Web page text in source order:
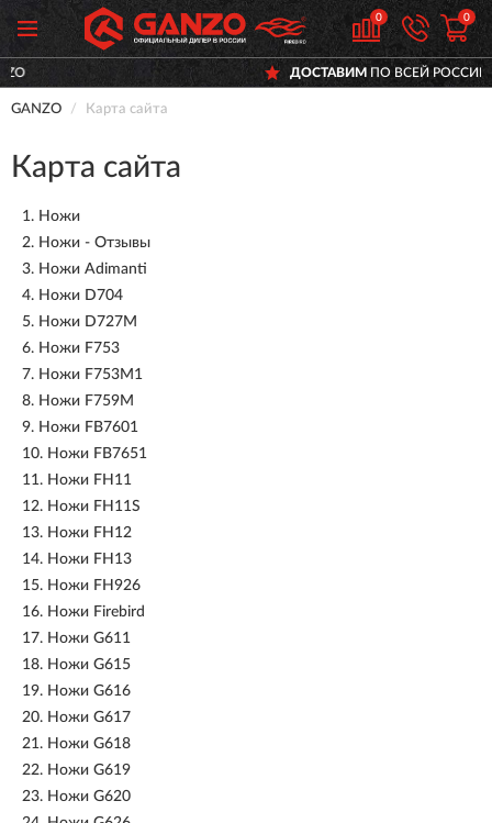
0 0
ДОСТАВИМ ПО ВСЕЙ РОССИИ
GANZO Карта сайта
Карта сайта
1. Ножи
2. Ножи - Отзывы
3. Ножи Adimanti
4. Ножи D704
5. Ножи D727M
6. Ножи F753
7. Ножи F753M1
8. Ножи F759M
9. Ножи FB7601
10. Ножи FB7651
11. Ножи FH11
12. Ножи FH11S
13. Ножи FH12
14. Ножи FH13
15. Ножи FH926
16. Ножи Firebird
17. Ножи G611
18. Ножи G615
19. Ножи G616
20. Ножи G617
21. Ножи G618
22. Ножи G619
23. Ножи G620